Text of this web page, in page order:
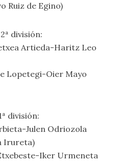
Ruiz de Egino)
división:
Artieda-Haritz Leo
Lopetegi-Oier Mayo
división:
Julen Odriozola
Irureta)
Iker Urmeneta